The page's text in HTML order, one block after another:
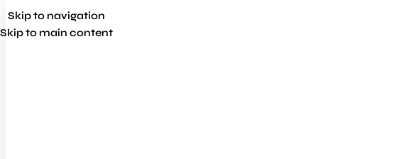
Skip to navigation
Skip to main content